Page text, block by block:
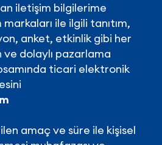
iletişim bilgilerime
ile ilgili tanıtım,
anket, etkinlik gibi her
dolaylı pazarlama
ticari elektronik
amaç ve süre ile kişisel